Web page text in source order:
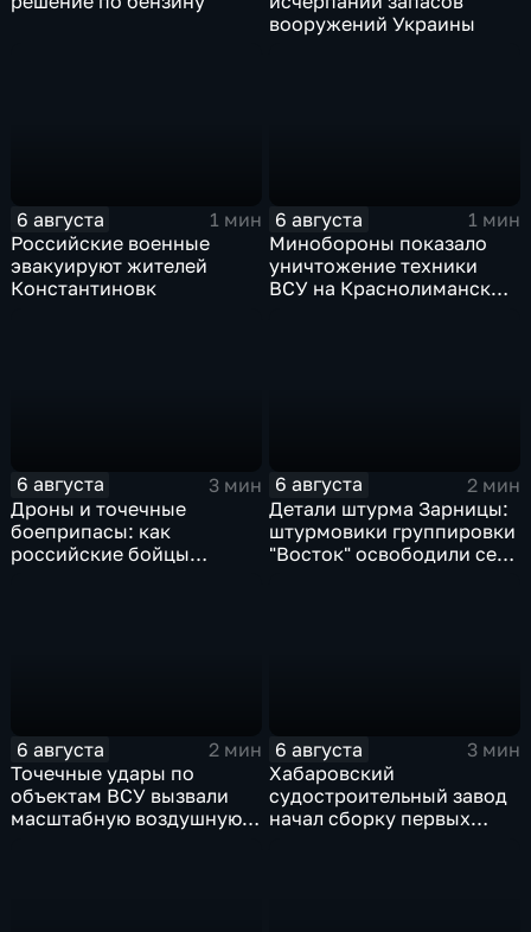
вооружений Украины
6 августа
1 мин
Российские военные
эвакуируют жителей
Константиновк
6 августа
1 мин
Минобороны показало
уничтожение техники
ВСУ на Краснолиманском
6 августа
3 мин
Дроны и точечные
боеприпасы: как
российские бойцы
6 августа
2 мин
Детали штурма Зарницы:
штурмовики группировки
"Восток" освободили село
6 августа
2 мин
Точечные удары по
объектам ВСУ вызвали
масштабную воздушную
6 августа
3 мин
Хабаровский
судостроительный завод
начал сборку первых